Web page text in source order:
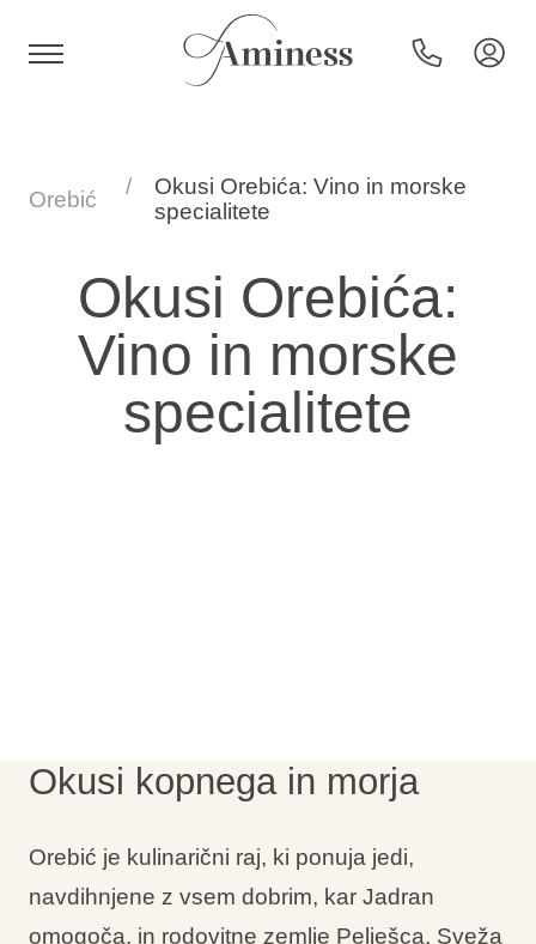
Hoteli in resorti
Kampi
Posebne ponudbe
Ami Loyalty program
Orebić
Okusi Orebića: Vino in morske
specialitete
Okusi Orebića:
Vino in morske
specialitete
Okusi kopnega in morja
Orebić je kulinarični raj, ki ponuja jedi,
navdihnjene z vsem dobrim, kar Jadran
omogoča, in rodovitne zemlje Pelješca. Sveža